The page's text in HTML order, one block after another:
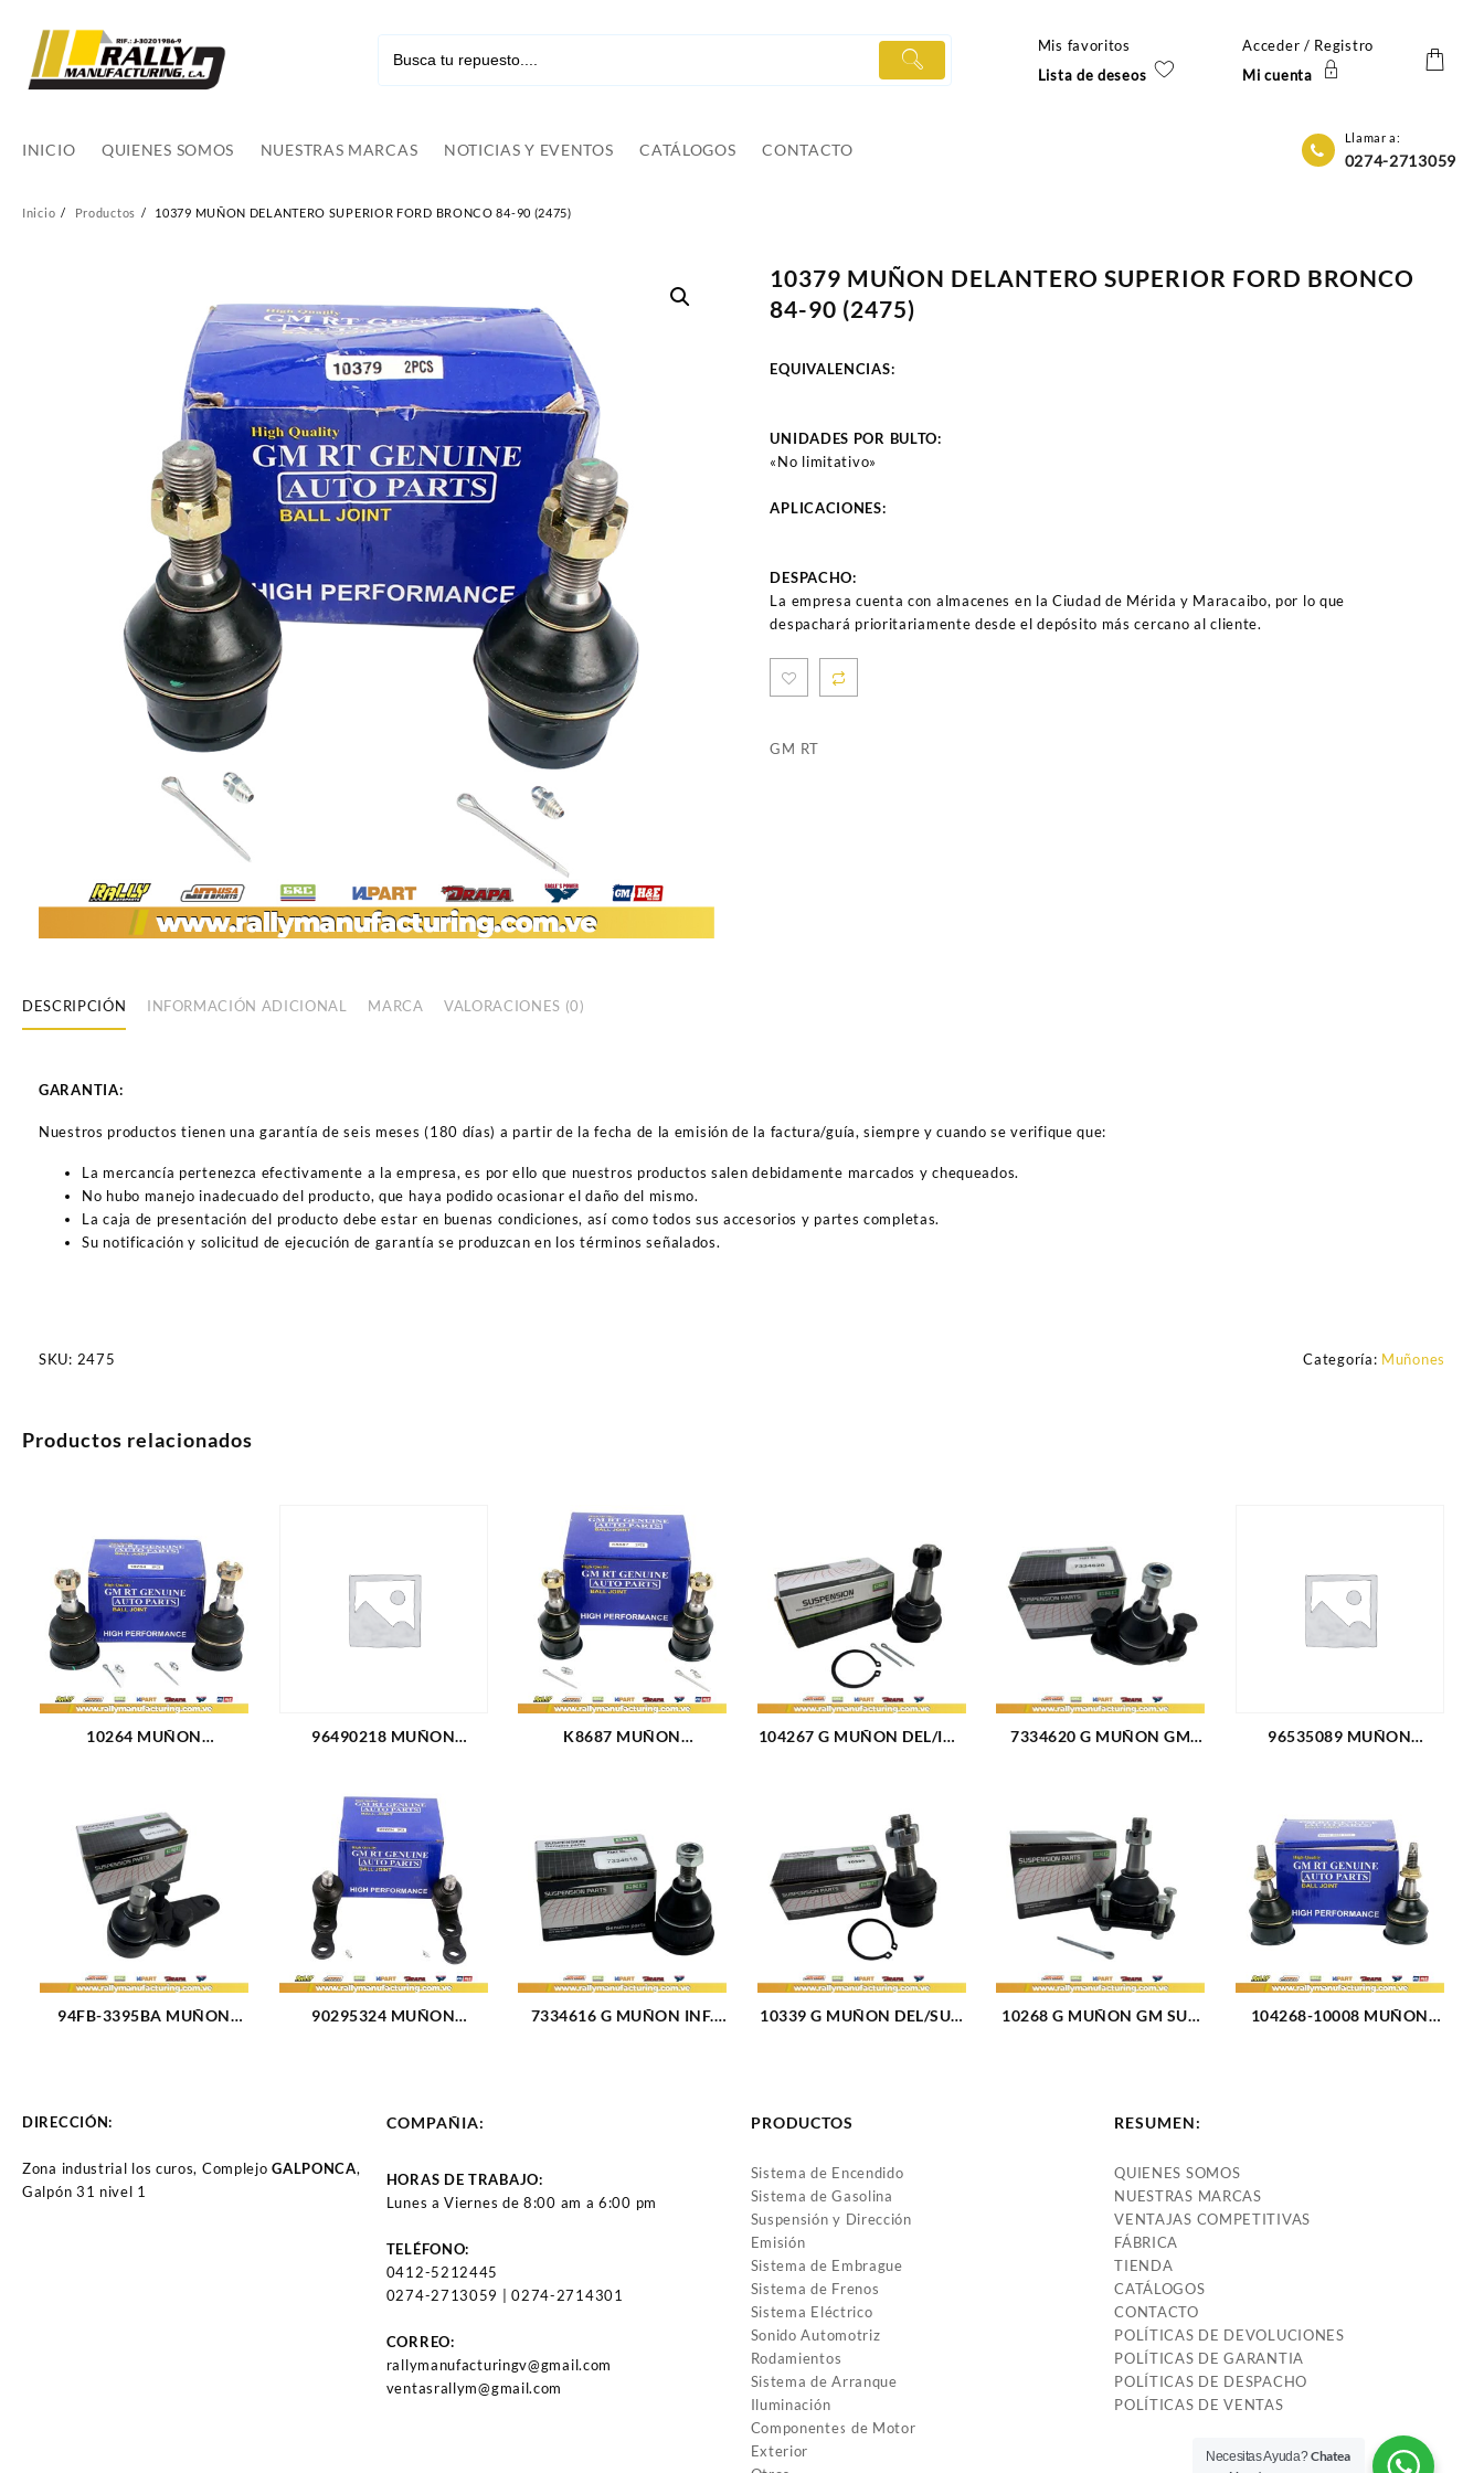
contenido
Mis favoritos
Lista de deseos
Acceder / Registro
Mi cuenta
INICIO QUIENES SOMOS NUESTRAS MARCAS NOTICIAS Y EVENTOS CATÁLOGOS CONTACTO
Llamar a:
0274-2713059
Inicio Productos 10379 MUÑON DELANTERO SUPERIOR FORD BRONCO 84-90 (2475)
10379 MUÑON DELANTERO SUPERIOR FORD BRONCO
84-90 (2475)
EQUIVALENCIAS:
UNIDADES POR BULTO:
«No limitativo»
APLICACIONES:
DESPACHO:
La empresa cuenta con almacenes en la Ciudad de Mérida y Maracaibo, por lo que
despachará prioritariamente desde el depósito más cercano al cliente.
GM RT
DESCRIPCIÓN INFORMACIÓN ADICIONAL MARCA VALORACIONES (0)
GARANTIA:
Nuestros productos tienen una garantía de seis meses (180 días) a partir de la fecha de la emisión de la factura/guía, siempre y cuando se verifique que:
La mercancía pertenezca efectivamente a la empresa, es por ello que nuestros productos salen debidamente marcados y chequeados.
No hubo manejo inadecuado del producto, que haya podido ocasionar el daño del mismo.
La caja de presentación del producto debe estar en buenas condiciones, así como todos sus accesorios y partes completas.
Su notificación y solicitud de ejecución de garantía se produzcan en los términos señalados.
SKU: 2475 Categoría: Muñones
Productos relacionados
10264 MUÑON
96490218 MUÑON
K8687 MUÑON
104267 G MUÑON DEL/INF
7334620 G MUÑON GM
96535089 MUÑON
94FB-3395BA MUÑON
90295324 MUÑON
7334616 G MUÑON INF.
10339 G MUÑON DEL/SUP.
10268 G MUÑON GM SUP.
(1425)
104268-10008 MUÑON
DIRECCIÓN:
Zona industrial los curos, ComplejoGALPONCA,
Galpón 31 nivel 1
COMPAÑIA:
HORAS DE TRABAJO:
Lunes a Viernes de 8:00 am a 6:00 pm
TELÉFONO:
0412-5212445
0274-2713059 | 0274-2714301
CORREO:
rallymanufacturingv@gmail.com
ventasrallym@gmail.com
PRODUCTOS
Sistema de Encendido
Sistema de Gasolina
Suspensión y Dirección
Emisión
Sistema de Embrague
Sistema de Frenos
Sistema Eléctrico
Sonido Automotriz
Rodamientos
Sistema de Arranque
Iluminación
Componentes de Motor
Exterior
RESUMEN:
QUIENES SOMOS
NUESTRAS MARCAS
VENTAJAS COMPETITIVAS
FÁBRICA
TIENDA
CATÁLOGOS
CONTACTO
POLÍTICAS DE DEVOLUCIONES
POLÍTICAS DE GARANTIA
POLÍTICAS DE DESPACHO
POLÍTICAS DE VENTAS
Necesitas Ayuda?Chatea